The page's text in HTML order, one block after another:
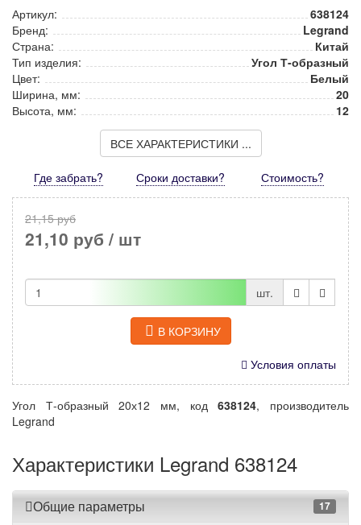
Артикул:
638124
Бренд:
Legrand
Страна:
Китай
Тип изделия:
Угол Т-образный
Цвет:
Белый
Ширина, мм:
20
Высота, мм:
12
ВСЕ ХАРАКТЕРИСТИКИ ...
Где забрать? Сроки доставки? Стоимость?
21,15 руб
21,10 руб / шт
шт.
В КОРЗИНУ
Условия оплаты
Угол Т-образный 20х12 мм, код638124, производитель
Legrand
Характеристики Legrand 638124
Общие параметры 17